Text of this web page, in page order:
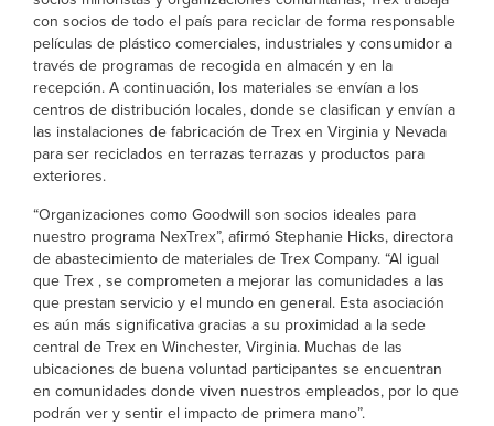
con socios de todo el país para reciclar de forma responsable
películas de plástico comerciales, industriales y consumidor a
través de programas de recogida en almacén y en la
recepción. A continuación, los materiales se envían a los
centros de distribución locales, donde se clasifican y envían a
las instalaciones de fabricación de Trex en Virginia y Nevada
para ser reciclados en terrazas terrazas y productos para
exteriores.
“Organizaciones como Goodwill son socios ideales para
nuestro programa NexTrex”, afirmó Stephanie Hicks, directora
de abastecimiento de materiales de Trex Company. “Al igual
que Trex , se comprometen a mejorar las comunidades a las
que prestan servicio y el mundo en general. Esta asociación
es aún más significativa gracias a su proximidad a la sede
central de Trex en Winchester, Virginia. Muchas de las
ubicaciones de buena voluntad participantes se encuentran
en comunidades donde viven nuestros empleados, por lo que
podrán ver y sentir el impacto de primera mano”.